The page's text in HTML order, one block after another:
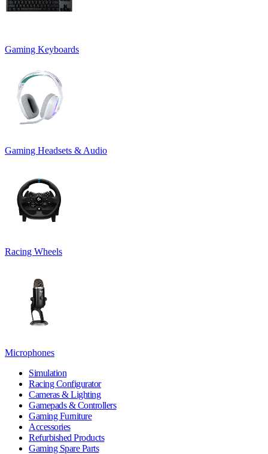
Gaming Keyboards
Gaming Headsets & Audio
Racing Wheels
Microphones
Simulation
Racing Configurator
Cameras & Lighting
Gamepads & Controllers
Gaming Furniture
Accessories
Refurbished Products
Gaming Spare Parts